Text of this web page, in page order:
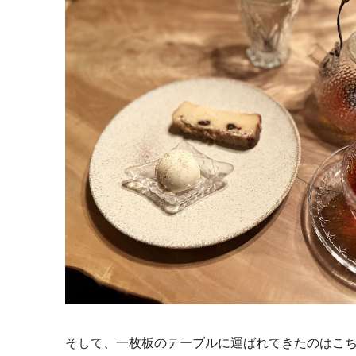
そして、 一枚板のテーブルに運ばれてきたのはこ